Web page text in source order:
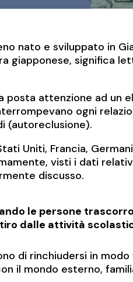
nato e sviluppato in
giapponese, significa
posta attenzione ad un
ogni
(autoreclusione).
Uniti, Francia,
visti i dati
discusso.
le persone
dalle attività
di rinchiudersi in
il mondo esterno,